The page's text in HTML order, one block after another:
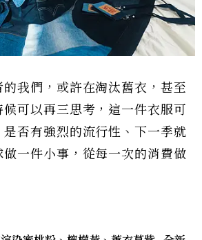
我們，或許在淘汰舊衣，甚至
可以再三思考，這一件衣服可
否有強烈的流行性、下一季就
一件小事，從每一次的消費做